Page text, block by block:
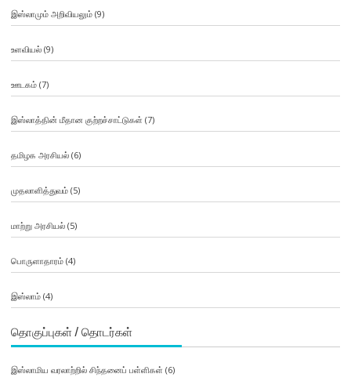
இஸ்லாமும் அறிவியலும்(9)
உளவியல்(9)
ஊடகம்(7)
இஸ்லாத்தின் மீதான குற்றச்சாட்டுகள் (7)
தமிழக அரசியல்(6)
முதலாளித்துவம்(5)
மாற்று அரசியல்(5)
பொருளாதாரம்(4)
இஸ்லாம்(4)
தொகுப்புகள் / தொடர்கள்
இஸ்லாமிய வரலாற்றில் சிந்தனைப் பள்ளிகள் (6)